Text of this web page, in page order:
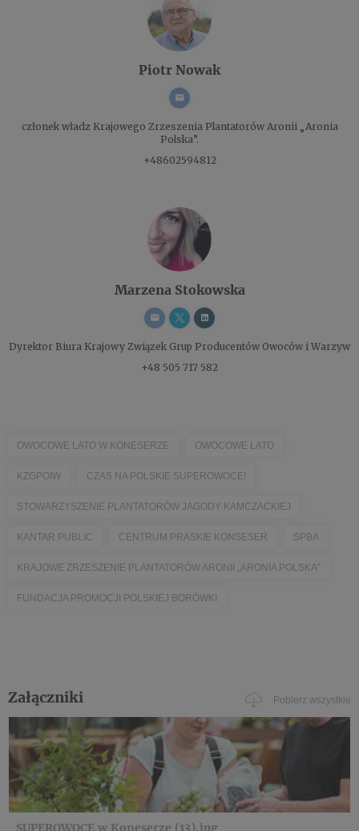
Piotr Nowak
członek władzKrajowego Zrzeszenia Plantatorów Aronii „Aronia
Polska”.
+48602594812
Marzena Stokowska
Dyrektor Biura Krajowy Związek Grup Producentów Owoców i Warzyw
+48 505 717 582
OWOCOWE LATO W KONESERZE OWOCOWE LATO
KZGPOIW CZAS NA POLSKIE SUPEROWOCE!
STOWARZYSZENIE PLANTATORÓW JAGODY KAMCZACKIEJ
KANTAR PUBLIC CENTRUM PRASKIE KONSESER SPBA
KRAJOWE ZRZESZENIE PLANTATORÓW ARONII „ARONIA POLSKA”
FUNDACJA PROMOCJI POLSKIEJ BORÓWKI
Załączniki Pobierz wszystkie
SUPEROWOCE w Koneserze (13).jpg